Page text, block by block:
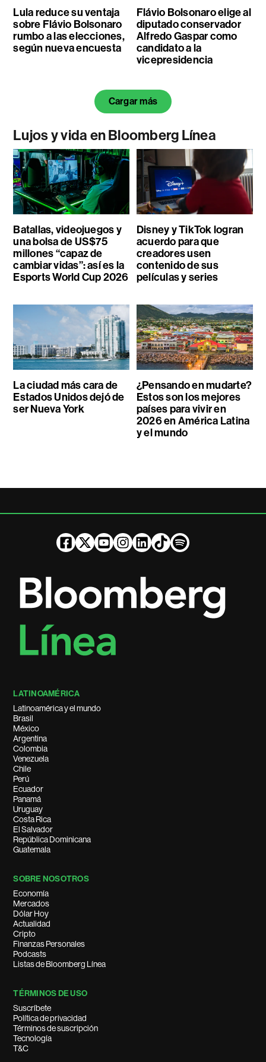
Lula reduce su ventaja
sobre Flávio Bolsonaro
rumbo a las elecciones,
según nueva encuesta
Flávio Bolsonaro elige al
diputado conservador
Alfredo Gaspar como
candidato a la
vicepresidencia
Cargar más
Lujos y vida en Bloomberg Línea
Batallas, videojuegos y
una bolsa de US$75
millones “capaz de
cambiar vidas”: así es la
Esports World Cup 2026
Disney y TikTok logran
acuerdo para que
creadores usen
contenido de sus
películas y series
La ciudad más cara de
Estados Unidos dejó de
ser Nueva York
¿Pensando en mudarte?
Estos son los mejores
países para vivir en
2026 en América Latina
y el mundo
LATINOAMÉRICA
Latinoamérica y el mundo
Brasil
México
Argentina
Colombia
Venezuela
Chile
Perú
Ecuador
Panamá
Uruguay
Costa Rica
El Salvador
República Dominicana
Guatemala
SOBRE NOSOTROS
Economía
Mercados
Dólar Hoy
Actualidad
Cripto
Finanzas Personales
Podcasts
Listas de Bloomberg Línea
TÉRMINOS DE USO
Suscríbete
Política de privacidad
Términos de suscripción
Tecnología
T&C